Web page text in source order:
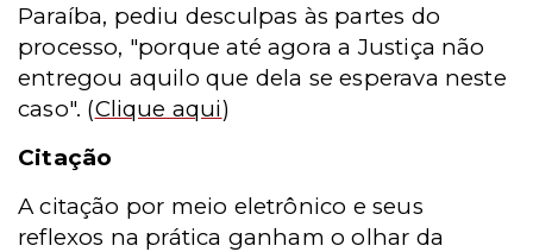
Paraíba, pediu desculpas às partes do
processo, "porque até agora a Justiça não
entregou aquilo que dela se esperava neste
caso". (Clique aqui)
Citação
A citação por meio eletrônico e seus
reflexos na prática ganham o olhar da